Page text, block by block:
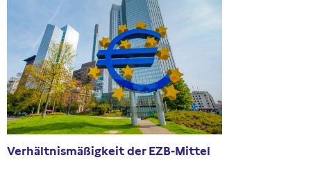
Artikel
Presseschau
Publikationen
Anfragen (Archivseite)
Verhältnismäßigkeit der EZB-Mittel